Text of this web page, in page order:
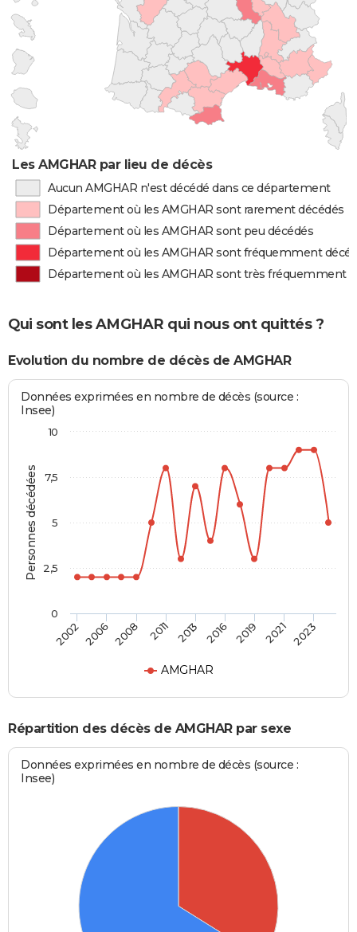
Les AMGHAR par lieu de décès
Aucun AMGHAR n'est décédé dans ce département
Département où les AMGHAR sont rarement décédés
Département où les AMGHAR sont peu décédés
Département où les AMGHAR sont fréquemment
Département où les AMGHAR sont très fréquemment
Qui sont les AMGHAR qui nous ont quittés ?
Evolution du nombre de décès de AMGHAR
Personnes décédées
Données exprimées en nombre de décès (source :
Insee)
AMGHAR
2002 2006 2008 2011 2013 2016 2019 2021 2023
0
10
2,5
5
7,5
Répartition des décès de AMGHAR par sexe
Données exprimées en nombre de décès (source :
Insee)